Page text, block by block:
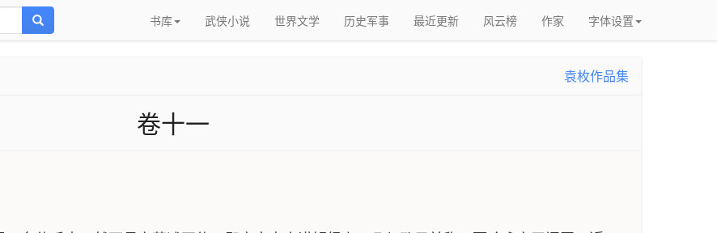
书库 武侠小说 世界文学 历史军事 最近更新 风云榜 作家 字体设置
袁枚作品集
卷十一